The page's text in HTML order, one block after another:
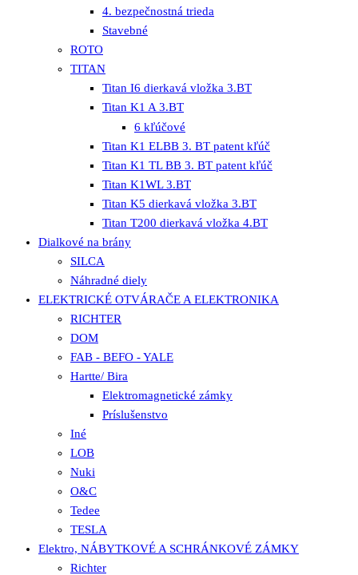
4. bezpečnostná trieda
Stavebné
ROTO
TITAN
Titan I6 dierkavá vložka 3.BT
Titan K1 A 3.BT
6 kľúčové
Titan K1 ELBB 3. BT patent kľúč
Titan K1 TL BB 3. BT patent kľúč
Titan K1WL 3.BT
Titan K5 dierkavá vložka 3.BT
Titan T200 dierkavá vložka 4.BT
Dialkové na brány
SILCA
Náhradné diely
ELEKTRICKÉ OTVÁRAČE A ELEKTRONIKA
RICHTER
DOM
FAB - BEFO - YALE
Hartte/ Bira
Elektromagnetické zámky
Príslušenstvo
Iné
LOB
Nuki
O&C
Tedee
TESLA
Elektro, NÁBYTKOVÉ A SCHRÁNKOVÉ ZÁMKY
Richter